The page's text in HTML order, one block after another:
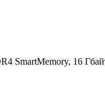
SmartMemory, 16